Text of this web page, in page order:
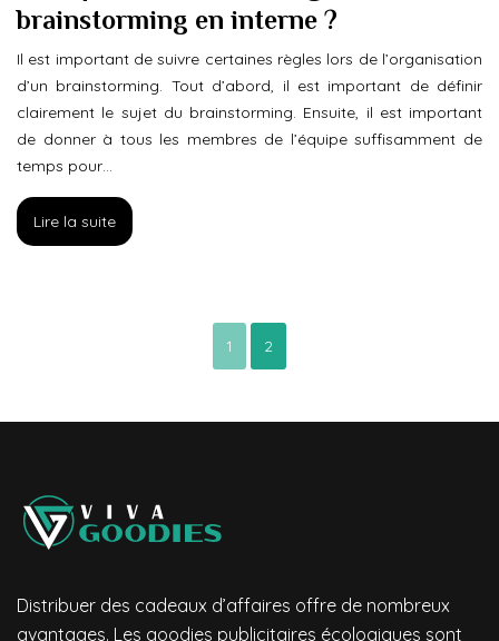
brainstorming en interne ?
Il est important de suivre certaines règles lors de l’organisation
d’un brainstorming. Tout d’abord, il est important de définir
clairement le sujet du brainstorming. Ensuite, il est important
de donner à tous les membres de l’équipe suffisamment de
temps pour…
Lire la suite
1 2
Distribuer des cadeaux d’affaires offre de nombreux
avantages. Les goodies publicitaires écologiques sont